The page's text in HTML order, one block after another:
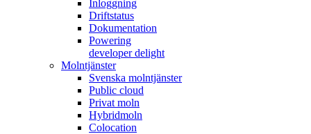
Inloggning
Driftstatus
Dokumentation
Powering
developer delight
Molntjänster
Svenska molntjänster
Public cloud
Privat moln
Hybridmoln
Colocation